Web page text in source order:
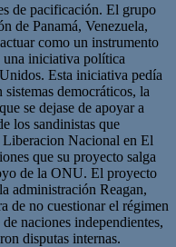
de pacificación. El grupo
de Panamá, Venezuela,
como un instrumento
iniciativa política
Esta iniciativa pedía
democráticos, la
se dejase de apoyar a
los sandinistas que
Nacional en El
que su proyecto salga
de la ONU. El proyecto
administración Reagan,
de no cuestionar el régimen
naciones independientes,
disputas internas.